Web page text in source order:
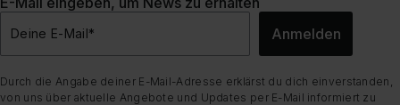
Deine E-Mail* Anmelden
Durch die Angabe deiner E-Mail-Adresse erklärst du dich einverstanden,
von uns über aktuelle Angebote und Updates per E-Mail informiert zu